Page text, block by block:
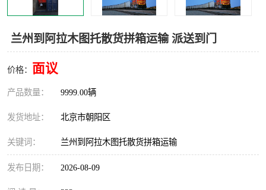
兰州到阿拉木图托散货拼箱运输 派送到门
价格： 面议
产品数量： 9999.00辆
发货地址： 北京市朝阳区
关键词： 兰州到阿拉木图托散货拼箱运输
发布日期： 2026-08-09